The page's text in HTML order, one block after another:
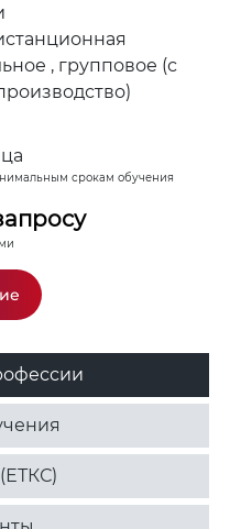
, групповое (с
срокам обучения